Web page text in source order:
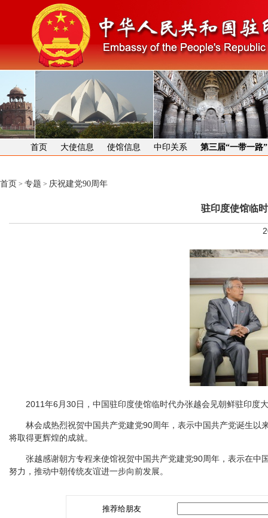
首页 大使信息 使馆信息 中印关系 第三届“一带一路
首页 > 专题 > 庆祝建党90周年
驻印度使馆临
2011年6月30日，中国驻印度使馆临时代办张越会见朝鲜驻印度
林会成热烈祝贺中国共产党建党90周年，表示中国共产党诞生以
将取得更辉煌的成就。
张越感谢朝方专程来使馆祝贺中国共产党建党90周年，表示在中
努力，推动中朝传统友谊进一步向前发展。
推荐给朋友